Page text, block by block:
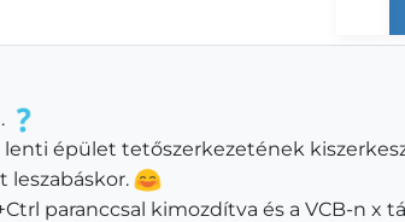
épület tetőszerkezetének
leszabáskor.
paranccsal kimozdítva és a VCB-n x